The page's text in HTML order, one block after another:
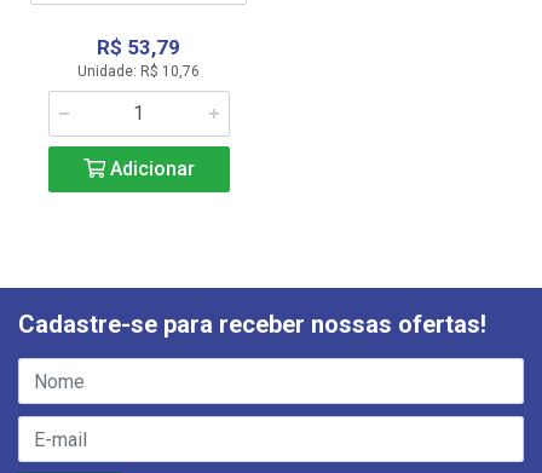
R$ 53,79
Unidade: R$ 10,76
Adicionar
Cadastre-se para receber nossas ofertas!